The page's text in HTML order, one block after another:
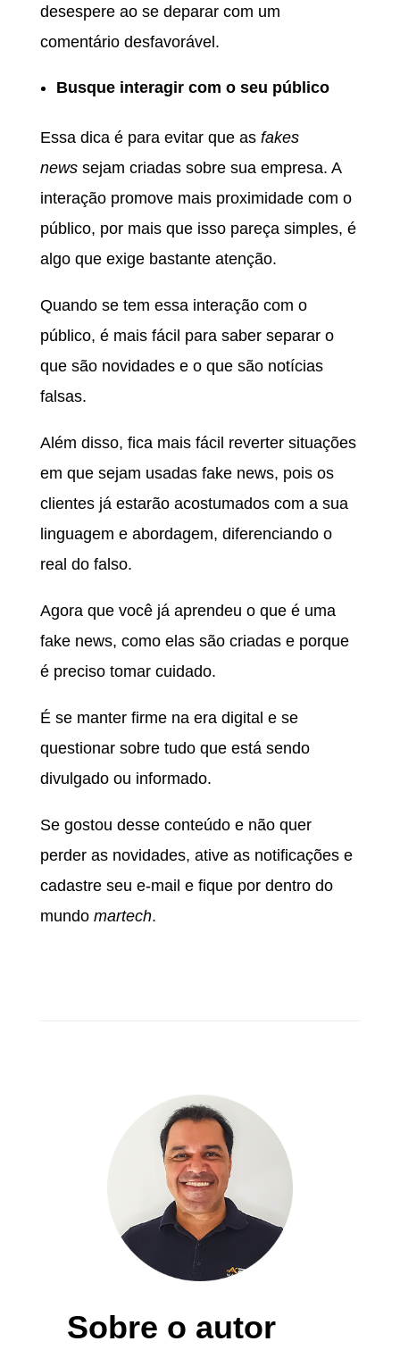
desespere ao se deparar com um
comentário desfavorável.
Busque interagir com o seu público
Essa dica é para evitar que as fakes
newssejam criadas sobre sua empresa. A
interação promove mais proximidade com o
público, por mais que isso pareça simples, é
algo que exige bastante atenção.
Quando se tem essa interação com o
público, é mais fácil para saber separar o
que são novidades e o que são notícias
falsas.
Além disso, fica mais fácil reverter situações
em que sejam usadas fake news, pois os
clientes já estarão acostumados com a sua
linguagem e abordagem, diferenciando o
real do falso.
Agora que você já aprendeu o que é uma
fake news, como elas são criadas e porque
é preciso tomar cuidado.
É se manter firme na era digital e se
questionar sobre tudo que está sendo
divulgado ou informado.
Se gostou desse conteúdo e não quer
perder as novidades, ative as notificações e
cadastre seu e-mail e fique por dentro do
mundo martech.
Sobre o autor